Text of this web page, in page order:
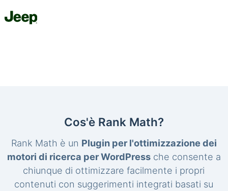
Cos'è Rank Math?
Rank Math è un Plugin per l'ottimizzazione dei
motori di ricerca per WordPressche consente a
chiunque di ottimizzare facilmente i propri
contenuti con suggerimenti integrati basati su